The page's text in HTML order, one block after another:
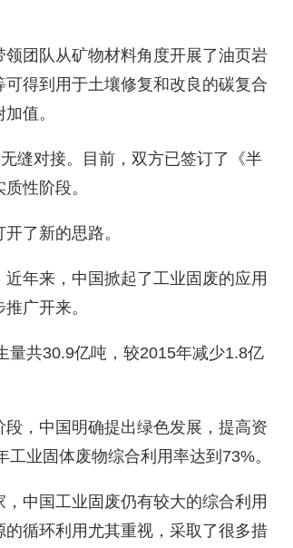
团队从矿物材料角度开展了油页岩
得到用于土壤修复和改良的碳复合
值。
缝对接。目前，双方已签订了《半
性阶段。
了新的思路。
年来，中国掀起了工业固废的应用
广开来。
量共30.9亿吨，较2015年减少1.8亿
，中国明确提出绿色发展，提高资
业固体废物综合利用率达到73%。
中国工业固废仍有较大的综合利用
循环利用尤其重视，采取了很多措